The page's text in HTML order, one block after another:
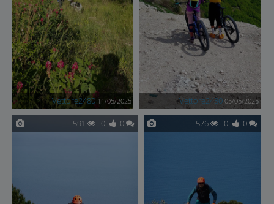
Vettore2480 11/05/2025 Vettore2480 05/05/2025
591 0 0 576 0 0